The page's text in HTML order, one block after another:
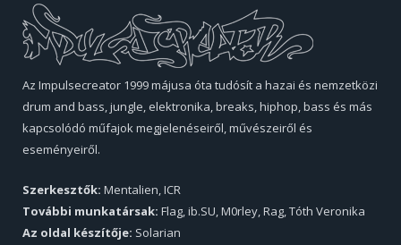
Az Impulsecreator 1999 májusa óta tudósít a hazai és nemzetközi
drum and bass, jungle, elektronika, breaks, hiphop, bass és más
kapcsolódó műfajok megjelenéseiről, művészeiről és
eseményeiről.
Szerkesztők: Mentalien, ICR
További munkatársak: Flag, ib.SU, M0rley, Rag, Tóth Veronika
Az oldal készítője: Solarian